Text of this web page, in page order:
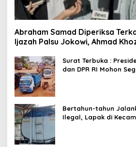
Abraham Samad Diperiksa
Ijazah Palsu Jokowi, Ahmad
Surat Terbuka :
dan DPR RI Mohon
Bertahun-tahun
Ilegal, Lapak di